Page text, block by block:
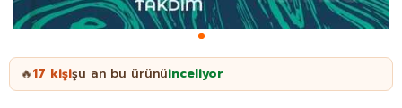
🔥17 kişişu an bu ürünüinceliyor